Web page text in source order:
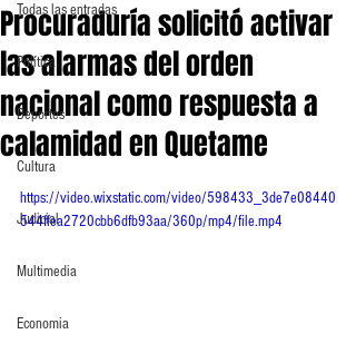
Todas las entradas
Política
Deportes
Cultura
Judicial
Multimedia
Economia
Procuraduría solicitó activar
las alarmas del orden
nacional como respuesta a
calamidad en Quetame
https://video.wixstatic.com/video/598433_3de7e08440
544ffea2720cbb6dfb93aa/360p/mp4/file.mp4